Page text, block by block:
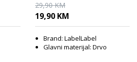
29,90 KM
19,90 KM
Brand: LabelLabel
Glavni materijal: Drvo